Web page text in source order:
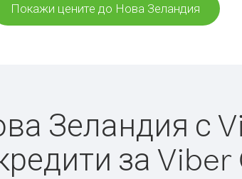
Покажи цените до Нова Зеландия
Зеландия с
за